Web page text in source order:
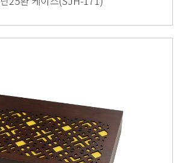
25환 케이스(SJH-171)